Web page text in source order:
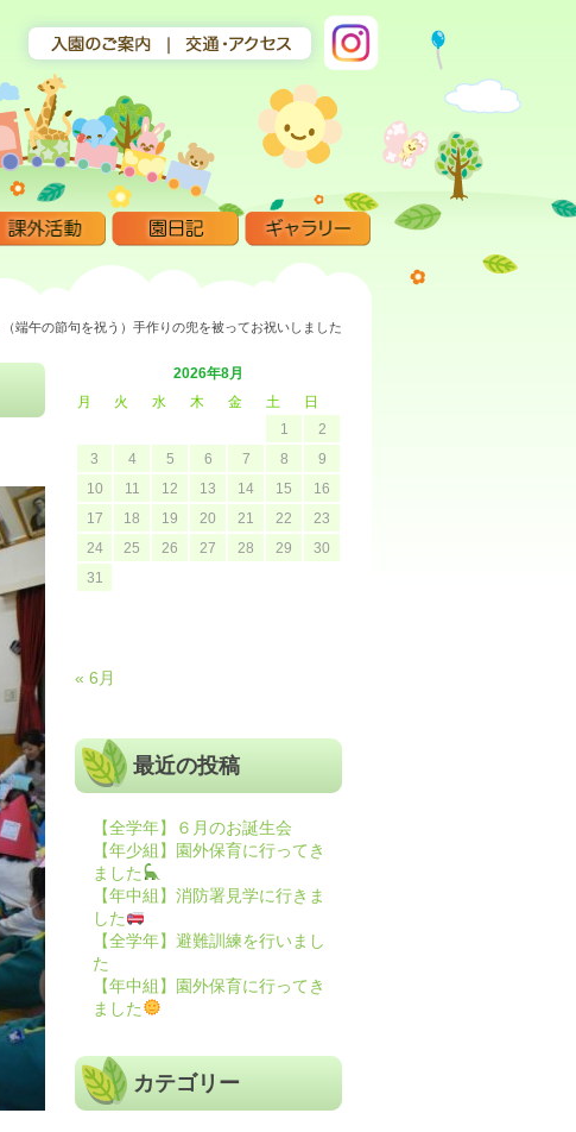
（端午の節句を祝う）手作りの兜を被ってお祝いしました
2026年8月
月
火 水 木 金 土
日
1
2
3
4 5 6 7 8
9
10
11 12 13 14 15
16
17
18 19 20 21 22
23
24
25 26 27 28 29
30
31
« 6月
最近の投稿
【全学年】６月のお誕生会
【年少組】園外保育に行ってき
ました
【年中組】消防署見学に行きま
した
【全学年】避難訓練を行いまし
た
【年中組】園外保育に行ってき
ました
カテゴリー